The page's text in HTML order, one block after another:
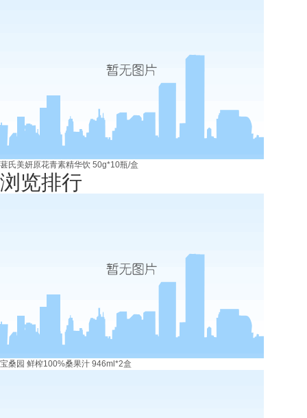
葚氏美妍原花青素精华饮 50g*10瓶/盒
浏览排行
宝桑园 鲜榨100%桑果汁 946ml*2盒